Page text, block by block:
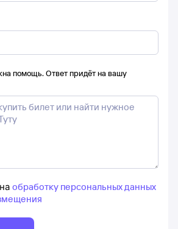
помощь. Ответ придёт на вашу
обработку персональных данных